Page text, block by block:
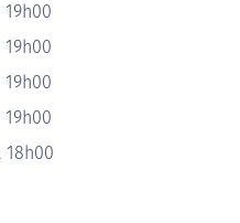
19h00
19h00
19h00
19h00
18h00